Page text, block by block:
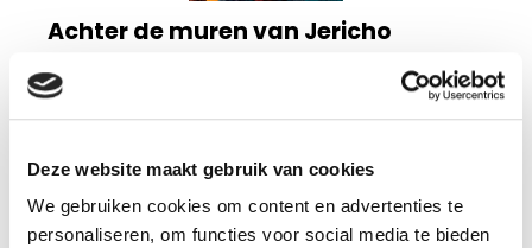
Deze website maakt gebruik van cookies
We gebruiken cookies om content en advertenties te
personaliseren, om functies voor social media te bieden
Achter de muren van Jericho
Tessa Afshar
In deze Bijbels-historische roman volg je Rachabs reis
verleden?lees verder